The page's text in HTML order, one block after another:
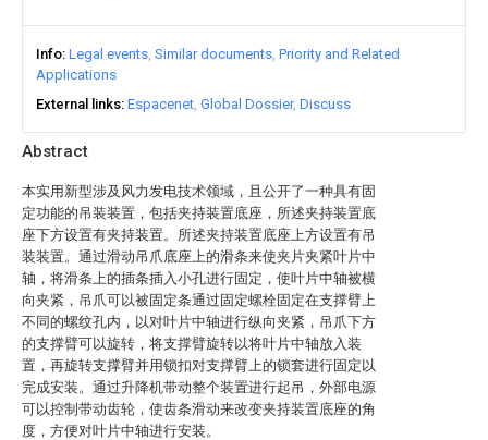
Abstract
本实用新型涉及风力发电技术领域，且公开了一种具有固
定功能的吊装装置，包括夹持装置底座，所述夹持装置底
座下方设置有夹持装置。所述夹持装置底座上方设置有吊
装装置。通过滑动吊爪底座上的滑条来使夹片夹紧叶片中
轴，将滑条上的插条插入小孔进行固定，使叶片中轴被横
向夹紧，吊爪可以被固定条通过固定螺栓固定在支撑臂上
不同的螺纹孔内，以对叶片中轴进行纵向夹紧，吊爪下方
的支撑臂可以旋转，将支撑臂旋转以将叶片中轴放入装
置，再旋转支撑臂并用锁扣对支撑臂上的锁套进行固定以
完成安装。通过升降机带动整个装置进行起吊，外部电源
可以控制带动齿轮，使齿条滑动来改变夹持装置底座的角
度，方便对叶片中轴进行安装。
Info Legal events Similar documents Priority and Related
Applications
External links Espacenet Global Dossier Discuss